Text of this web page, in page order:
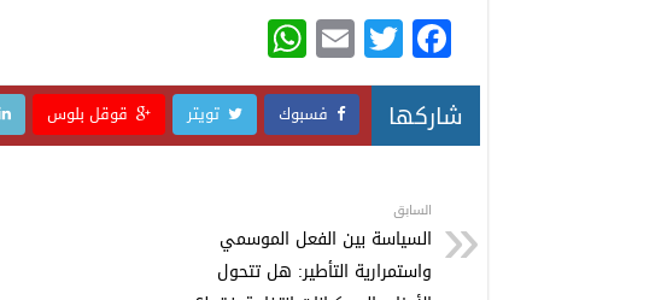
F
a
c
e
b
o
o
T
wi
tt
er
E
m
ail
h
at
s
p
p
شاركها فسبوك تويتر قوقل بلوس
السابق
السياسة بين الفعل الموسمي
واستمرارية التأطير: هل تتحول